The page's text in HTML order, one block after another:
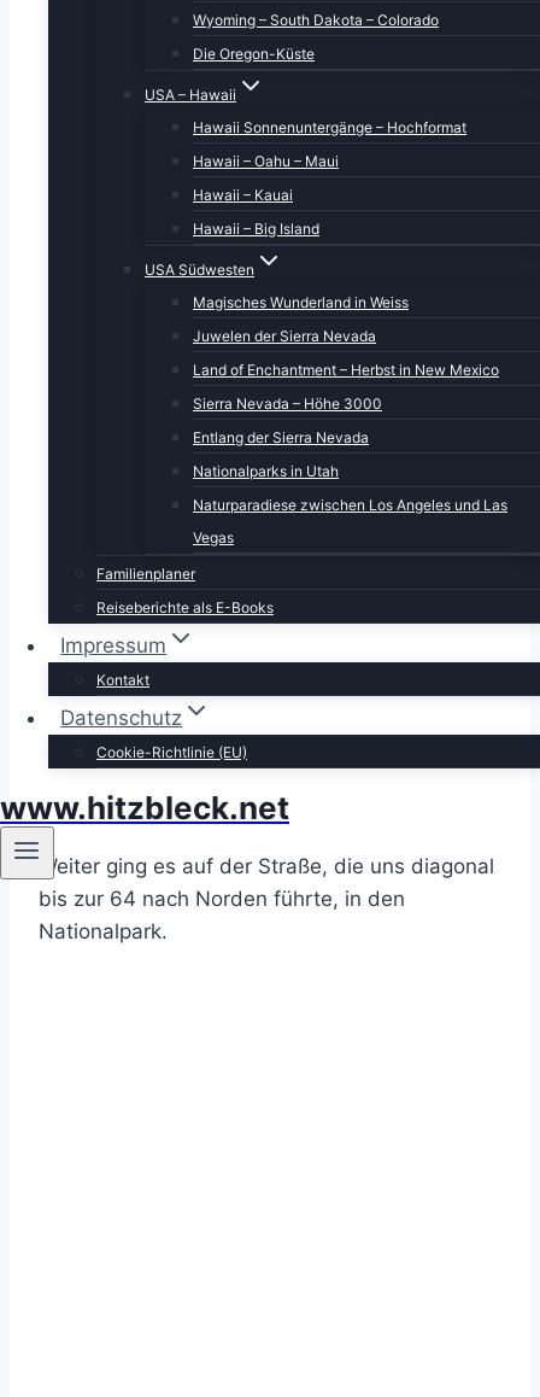
Wyoming – South Dakota – Colorado
Die Oregon-Küste
USA – Hawaii
Hawaii Sonnenuntergänge – Hochformat
Hawaii – Oahu – Maui
Hawaii – Kauai
Hawaii – Big Island
USA Südwesten
Magisches Wunderland in Weiss
Juwelen der Sierra Nevada
Land of Enchantment – Herbst in New Mexico
Sierra Nevada – Höhe 3000
Entlang der Sierra Nevada
Nationalparks in Utah
Naturparadiese zwischen Los Angeles und Las
Vegas
Familienplaner
Reiseberichte als E-Books
Impressum
Kontakt
Datenschutz
Cookie-Richtlinie (EU)
www.hitzbleck.net
Weiter ging es auf der Straße, die uns diagonal
bis zur 64 nach Norden führte, in den
Nationalpark.